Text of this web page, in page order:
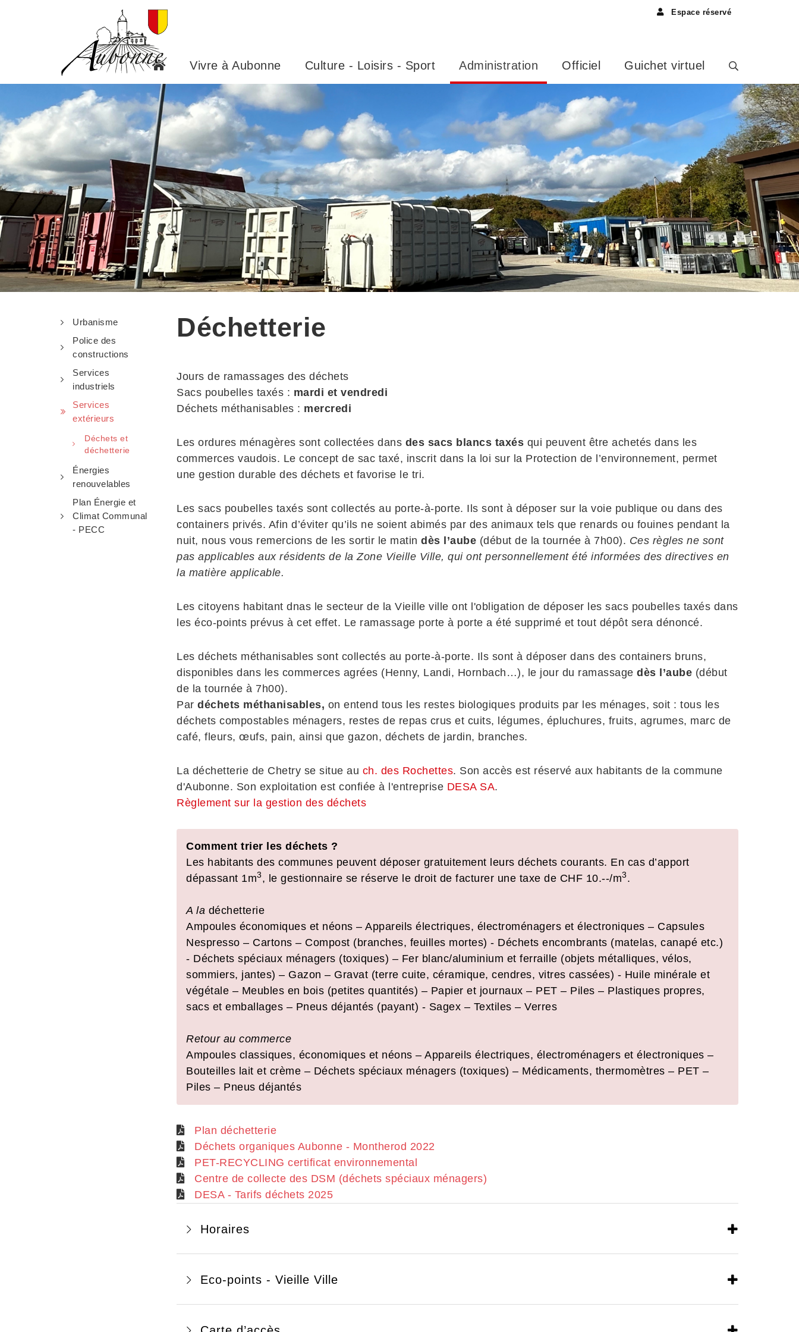
Espace réservé
Vivre à Aubonne Culture - Loisirs - Sport Administration Officiel Guichet virtuel
Urbanisme
Police des
constructions
Services
industriels
Services
extérieurs
Déchets et
déchetterie
Énergies
renouvelables
Plan Énergie et
Climat Communal
- PECC
Déchetterie
Jours de ramassages des déchets
Sacs poubelles taxés : mardi et vendredi
Déchets méthanisables : mercredi
Les ordures ménagères sont collectées dans des sacs blancs taxés qui peuvent être achetés dans les
commerces vaudois. Le concept de sac taxé, inscrit dans la loi sur la Protection de l’environnement, permet
une gestion durable des déchets et favorise le tri.
Les sacs poubelles taxés sont collectés au porte-à-porte. Ils sont à déposer sur la voie publique ou dans des
containers privés. Afin d’éviter qu’ils ne soient abimés par des animaux tels que renards ou fouines pendant la
nuit, nous vous remercions de les sortir le matin dès l’aube (début de la tournée à 7h00). Ces règles ne sont
pas applicables aux résidents de la Zone Vieille Ville, qui ont personnellement été informées des directives en
la matière applicable.
Les citoyens habitant dnas le secteur de la Vieille ville ont l'obligation de déposer les sacs poubelles taxés dans
les éco-points prévus à cet effet. Le ramassage porte à porte a été supprimé et tout dépôt sera dénoncé.
Les déchets méthanisables sont collectés au porte-à-porte. Ils sont à déposer dans des containers bruns,
disponibles dans les commerces agrées (Henny, Landi, Hornbach…), le jour du ramassage dès l’aube (début
de la tournée à 7h00).
Par déchets méthanisables, on entend tous les restes biologiques produits par les ménages, soit : tous les
déchets compostables ménagers, restes de repas crus et cuits, légumes, épluchures, fruits, agrumes, marc de
café, fleurs, œufs, pain, ainsi que gazon, déchets de jardin, branches.
La déchetterie de Chetry se situe au ch. des Rochettes. Son accès est réservé aux habitants de la commune
d'Aubonne. Son exploitation est confiée à l'entreprise DESA SA.
Règlement sur la gestion des déchets
Comment trier les déchets ?
Les habitants des communes peuvent déposer gratuitement leurs déchets courants. En cas d’apport
dépassant 1m3 , le gestionnaire se réserve le droit de facturer une taxe de CHF 10.--/m3 .
A la déchetterie
Ampoules économiques et néons – Appareils électriques, électroménagers et électroniques – Capsules
Nespresso – Cartons – Compost (branches, feuilles mortes) - Déchets encombrants (matelas, canapé etc.)
- Déchets spéciaux ménagers (toxiques) – Fer blanc/aluminium et ferraille (objets métalliques, vélos,
sommiers, jantes) – Gazon – Gravat (terre cuite, céramique, cendres, vitres cassées) - Huile minérale et
végétale – Meubles en bois (petites quantités) – Papier et journaux – PET – Piles – Plastiques propres,
sacs et emballages – Pneus déjantés (payant) - Sagex – Textiles – Verres
Retour au commerce
Ampoules classiques, économiques et néons – Appareils électriques, électroménagers et électroniques –
Bouteilles lait et crème – Déchets spéciaux ménagers (toxiques) – Médicaments, thermomètres – PET –
Piles – Pneus déjantés
Plan déchetterie
Déchets organiques Aubonne - Montherod 2022
PET-RECYCLING certificat environnemental
Centre de collecte des DSM (déchets spéciaux ménagers)
DESA - Tarifs déchets 2025
Horaires
Eco-points - Vieille Ville